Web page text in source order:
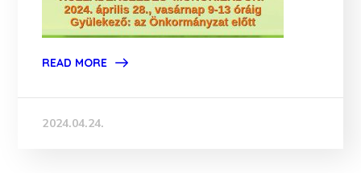
READ MORE
2024.04.24.